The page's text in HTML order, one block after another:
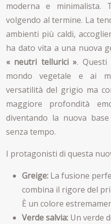
moderna e
volgendo al termine. La
ambienti più caldi,
ha dato vita a una nuova
« neutri tellurici ».
mondo vegetale e ai
versatilità del grigio ma
maggiore profondità
diventando la nuova
senza tempo.
I protagonisti di questa
Greige: La fusione
combina il rigore del
È un colore
Verde salvia: Un verde